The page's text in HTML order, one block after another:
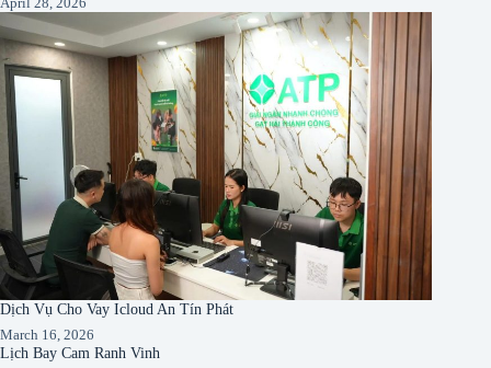
Dịch Vụ Cho Vay Icloud An Tín Phát
March 16, 2026
Lịch Bay Cam Ranh Vinh